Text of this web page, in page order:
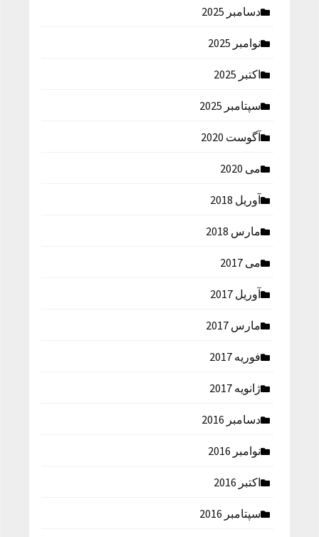
دسامبر 2025
نوامبر 2025
اکتبر 2025
سپتامبر 2025
آگوست 2020
می 2020
آوریل 2018
مارس 2018
می 2017
آوریل 2017
مارس 2017
فوریه 2017
ژانویه 2017
دسامبر 2016
نوامبر 2016
اکتبر 2016
سپتامبر 2016